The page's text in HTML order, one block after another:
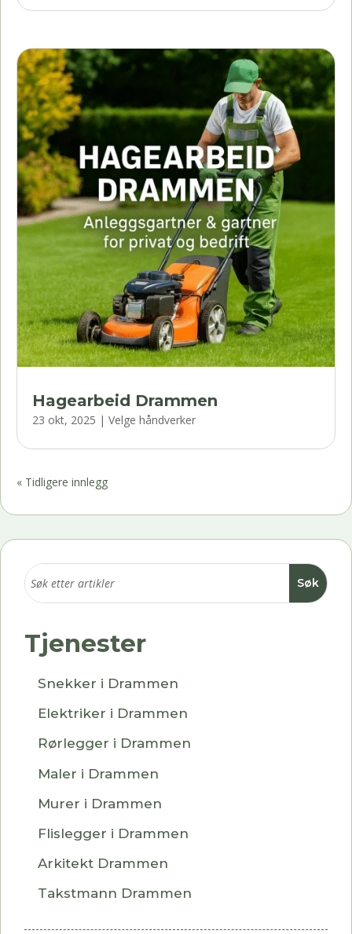
Hagearbeid Drammen
23 okt, 2025 | Velge håndverker
« Tidligere innlegg
Tjenester
Snekker i Drammen
Elektriker i Drammen
Rørlegger i Drammen
Maler i Drammen
Murer i Drammen
Flislegger i Drammen
Arkitekt Drammen
Takstmann Drammen